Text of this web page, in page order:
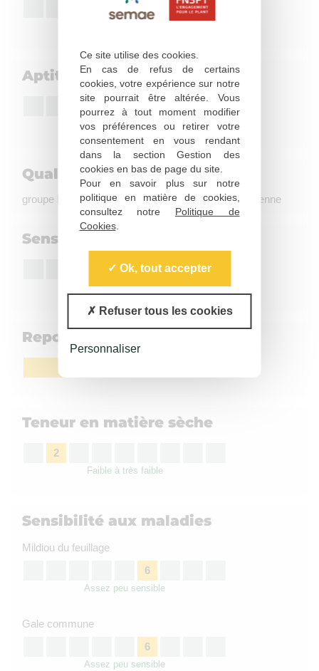
Ce site utilise des cookies.
En cas de refus de certains
cookies, votre expérience sur notre
site pourrait être altérée. Vous
pourrez à tout moment modifier
vos préférences ou retirer votre
consentement en vous rendant
dans la section Gestion des
cookies en bas de page du site.
Pour en savoir plus sur notre
politique en matière de cookies,
consultez notre Politique de
Cookies.
Ok, tout accepter
Refuser tous les cookies
Personnaliser
8
Aptitude à la conservation
Faible
Qualité culinaire
groupe B, coloration à la friture : Très foncée à moyenne
Sensibilité à l'égermage
Sensible
Repos végétatif
Teneur en matière sèche
2
Faible à très faible
Sensibilité aux maladies
Mildiou du feuillage
6
Assez peu sensible
Gale commune
6
Assez peu sensible